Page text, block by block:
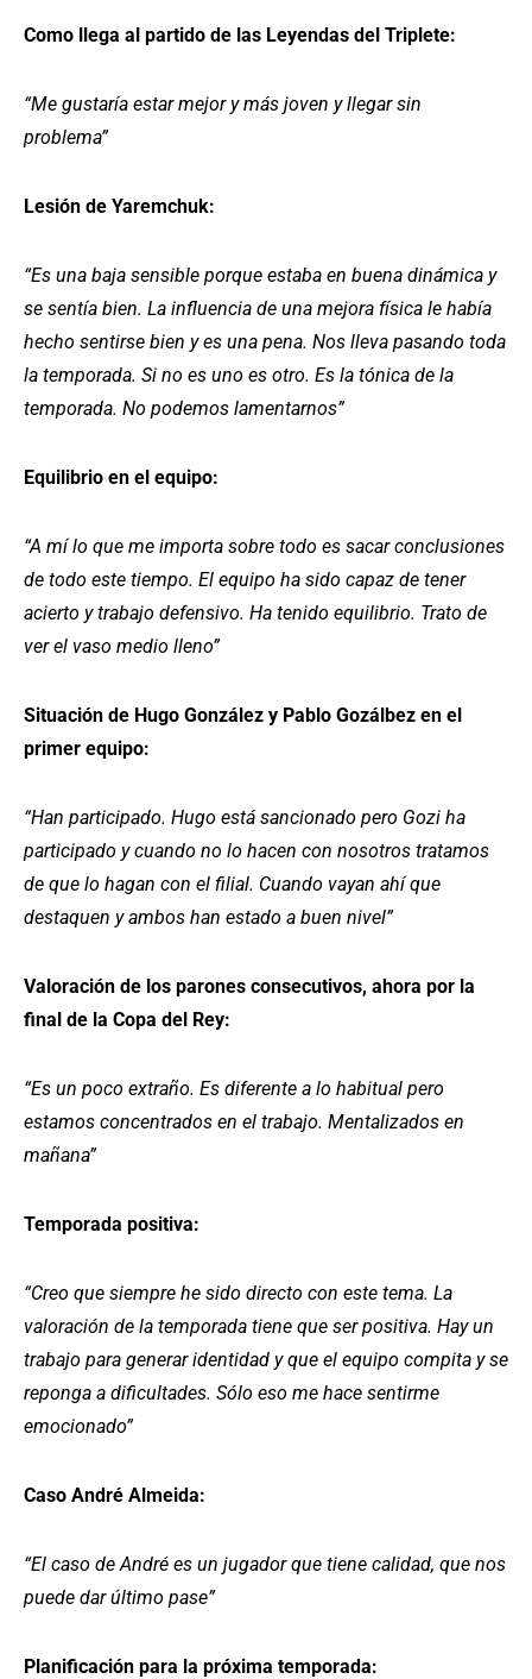
Como llega al partido de las Leyendas del Triplete:
“Me gustaría estar mejor y más joven y llegar sin
problema”
Lesión de Yaremchuk:
“Es una baja sensible porque estaba en buena dinámica y
se sentía bien. La influencia de una mejora física le había
hecho sentirse bien y es una pena. Nos lleva pasando toda
la temporada. Si no es uno es otro. Es la tónica de la
temporada. No podemos lamentarnos”
Equilibrio en el equipo:
“A mí lo que me importa sobre todo es sacar conclusiones
de todo este tiempo. El equipo ha sido capaz de tener
acierto y trabajo defensivo. Ha tenido equilibrio. Trato de
ver el vaso medio lleno”
Situación de Hugo González y Pablo Gozálbez en el
primer equipo:
“Han participado. Hugo está sancionado pero Gozi ha
participado y cuando no lo hacen con nosotros tratamos
de que lo hagan con el filial. Cuando vayan ahí que
destaquen y ambos han estado a buen nivel”
Valoración de los parones consecutivos, ahora por la
final de la Copa del Rey:
“Es un poco extraño. Es diferente a lo habitual pero
estamos concentrados en el trabajo. Mentalizados en
mañana”
Temporada positiva:
“Creo que siempre he sido directo con este tema. La
valoración de la temporada tiene que ser positiva. Hay un
trabajo para generar identidad y que el equipo compita y se
reponga a dificultades. Sólo eso me hace sentirme
emocionado”
Caso André Almeida:
“El caso de André es un jugador que tiene calidad, que nos
puede dar último pase”
Planificación para la próxima temporada: